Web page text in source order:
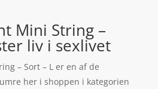
Mini String –
liv i sexlivet
– Sort – L er en af de
her i shoppen i kategorien